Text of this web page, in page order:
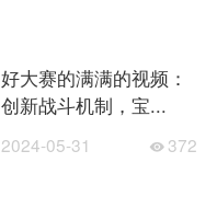
好大赛的满满的视频：
创新战斗机制，宝...
2024-05-31 372